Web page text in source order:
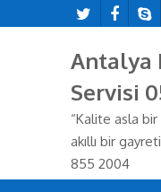
Antalya
Servisi
“Kalite asla
akıllı bir
855 2004